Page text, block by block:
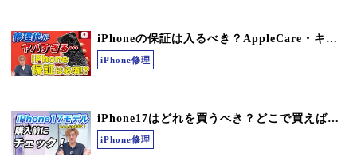
iPhoneの保証は入るべき？AppleCare・キャリア保証の違いを現役修理店の社長が徹底解説｜まちスマ
iPhone修理
iPhone17はどれを買うべき？どこで買えばお得？修理・買取のプロが徹底解説
iPhone修理